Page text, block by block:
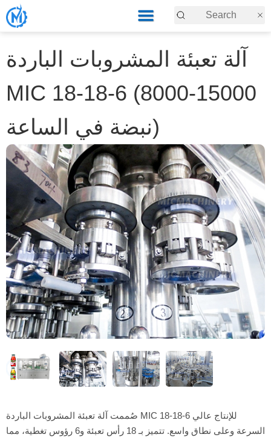
آلة تعبئة المشروبات الباردة
MIC 18-18-6 (8000-15000
نبضة في الساعة)
صُممت آلة تعبئة المشروبات الباردة MIC 18-18-6 للإنتاج عالي
السرعة وعلى نطاق واسع. تتميز بـ 18 رأس تعبئة و6 رؤوس تغطية، مما